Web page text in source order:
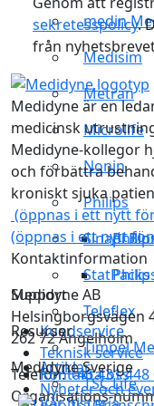
medin
Medisim
Metran
Microlife
Nonin
Philips
Sinapi
StatPacks
Teleflex
Timpel
TSC Life
sekretesspolicy.
från
Medidyne är en
medicinsk
Medidyne-kollegor
och förbättra
kroniskt sjuka
(öppnas i ett nytt
(öppnas i ett nytt
Kontaktinformation
Medidyne AB
Helsingborgsvägen
262 72 Ängelholm
Telefon:+46 431 448
Organisations-
Support
Kundservice
Teknisk service
Kontakta oss
Resurser
Artiklar
Nyheter och
Medidyne Sverige